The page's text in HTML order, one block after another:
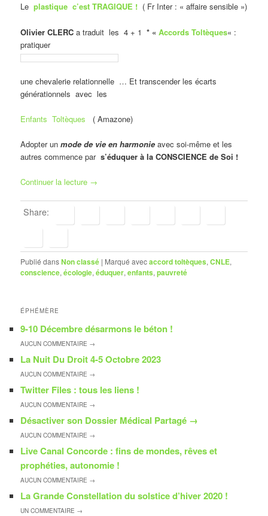
Leplastique c’est TRAGIQUE ! ( Fr Inter : « affaire sensible »)
Olivier CLERC a traduit les 4 + 1 * «Accords Toltèques« :
pratiquer
une chevalerie relationnelle … Et transcender les écarts
générationnels avec les
Enfants Toltèques ( Amazone)
Adopter unmode de vie en harmonie avec soi-même et les
autres commence pars’éduquer à la CONSCIENCE de Soi !
Continuer la lecture →
Share:
Publié dansNon classé | Marqué avecaccord toltèques,CNLE,
conscience,écologie,éduquer,enfants,pauvreté
ÉPHÉMÈRE
9-10 Décembre désarmons le béton !
AUCUNCOMMENTAIRE →
La Nuit Du Droit 4-5 Octobre 2023
AUCUNCOMMENTAIRE →
Twitter Files : tous les liens !
AUCUNCOMMENTAIRE →
Désactiver son Dossier Médical Partagé →
AUCUNCOMMENTAIRE →
Live Canal Concorde : fins de mondes, rêves et
prophéties, autonomie !
AUCUNCOMMENTAIRE →
La Grande Constellation du solstice d’hiver 2020 !
UNCOMMENTAIRE →